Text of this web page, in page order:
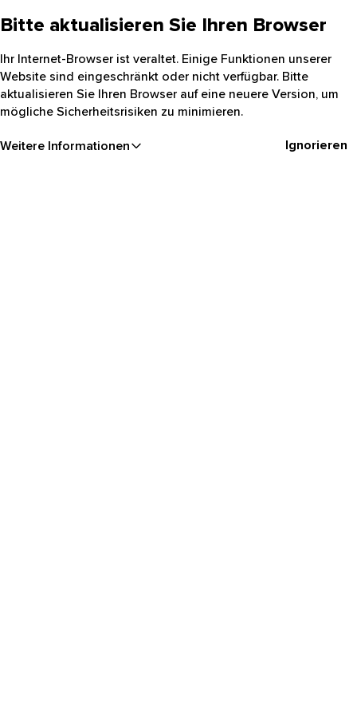
Bitte aktualisieren Sie Ihren Browser
Ihr Internet-Browser ist veraltet. Einige Funktionen unserer
Website sind eingeschränkt oder nicht verfügbar. Bitte
aktualisieren Sie Ihren Browser auf eine neuere Version, um
mögliche Sicherheitsrisiken zu minimieren.
Weitere Informationen Ignorieren